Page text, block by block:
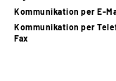
Leichte Sprache
Kommunikation per E-
Kommunikation per
Fax